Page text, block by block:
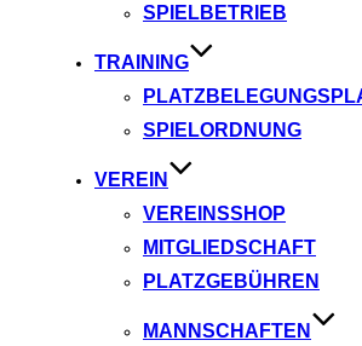
SPIELBETRIEB
TRAINING
SPIELORDNUNG
VEREIN
VEREINSSHOP
MITGLIEDSCHAFT
PLATZGEBÜHREN
MANNSCHAFTEN